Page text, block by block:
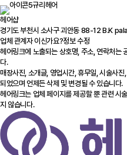
규리헤어
헤어샵
경기도 부천시 소사구 괴안동 88-12 B.K
업체 관계자 이신가요?정보 수정
헤어링크에 노출되는 상호명, 주소, 연락처는
다.
매장사진, 소개글, 영업시간, 휴무일, 시술사
되었으며 언제든 삭제 및 변경될 수 있습니다.
헤어링크는 업체 페이지를 제공할 뿐 관련 시
지 않습니다.